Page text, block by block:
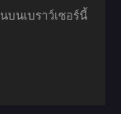
บนเบราว์เซอร์นี้